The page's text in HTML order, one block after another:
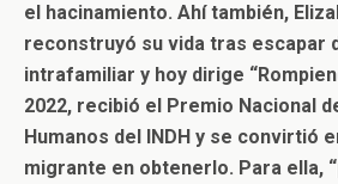
el hacinamiento. Ahí también,
reconstruyó su vida tras escapar
intrafamiliar y hoy dirige
2022, recibió el Premio Nacional
Humanos del INDH y se convirtió
migrante en obtenerlo. Para ella,